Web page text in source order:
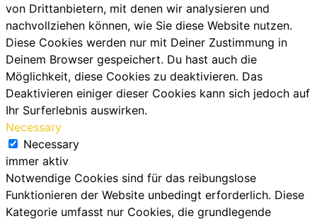
von Drittanbietern, mit denen wir analysieren und
nachvollziehen können, wie Sie diese Website nutzen.
Diese Cookies werden nur mit Deiner Zustimmung in
Deinem Browser gespeichert. Du hast auch die
Möglichkeit, diese Cookies zu deaktivieren. Das
Deaktivieren einiger dieser Cookies kann sich jedoch auf
Ihr Surferlebnis auswirken.
Necessary
Necessary
immer aktiv
Notwendige Cookies sind für das reibungslose
Funktionieren der Website unbedingt erforderlich. Diese
Kategorie umfasst nur Cookies, die grundlegende